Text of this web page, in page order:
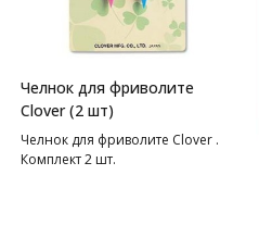
Челнок для фриволите
Clover (2 шт)
Челнок для фриволите Clover .
Комплект 2 шт.